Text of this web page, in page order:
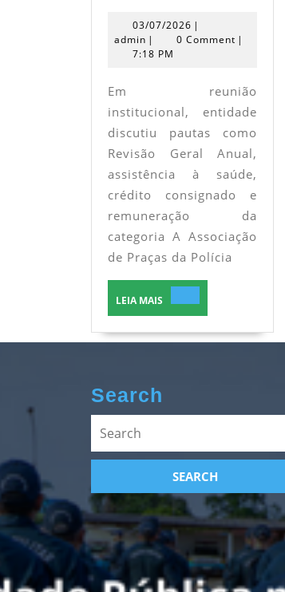
apresenta
Militares
ao
Comando-
Geral
do
03/07/2026 03/07/2026
|
admin admin
| 0 Comment |
7:18 PM
Em reunião
institucional, entidade
discutiu pautas como
Revisão Geral Anual,
assistência à saúde,
crédito consignado e
remuneração da
categoria A Associação
de Praças da Polícia
LEIA MAIS MAIS
Search
for: